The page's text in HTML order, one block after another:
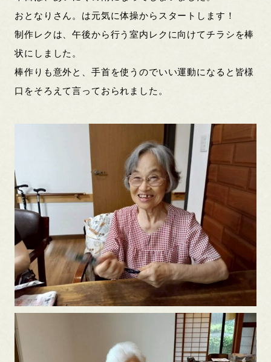
おとなりさん。は元気に体操からスタートします！
制作レクは、午後から行う室内レクに向けてチラシを棒
状にしました。
棒作りも意外と、手首を使うのでいい運動になると皆様
口をそろえて言っておられました。